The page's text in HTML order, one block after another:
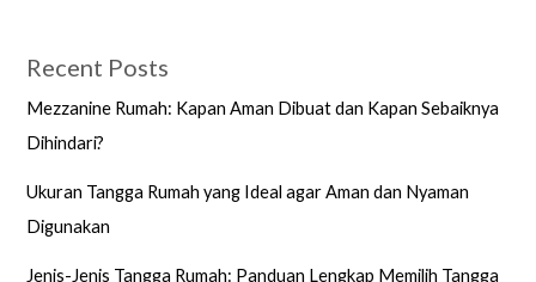
Recent Posts
Mezzanine Rumah: Kapan Aman Dibuat dan Kapan Sebaiknya
Dihindari?
Ukuran Tangga Rumah yang Ideal agar Aman dan Nyaman
Digunakan
Jenis-Jenis Tangga Rumah: Panduan Lengkap Memilih Tangga